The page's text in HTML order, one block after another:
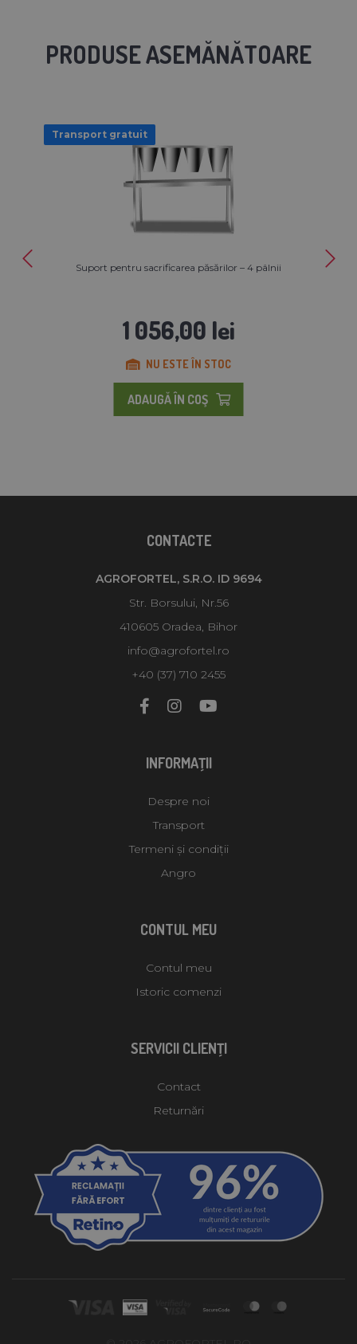
PRODUSE ASEMĂNĂTOARE
Transport gratuit
Suport pentru sacrificarea păsărilor – 4 pâlnii
1 056,00 lei
NU ESTE ÎN STOC
ADAUGĂ ÎN COŞ
CONTACTE
AGROFORTEL, S.R.O. ID 9694
Str. Borsului, Nr.56
410605 Oradea, Bihor
info@agrofortel.ro
+40 (37) 710 2455
INFORMAŢII
Despre noi
Transport
Termeni și condiții
Angro
CONTUL MEU
Contul meu
Istoric comenzi
SERVICII CLIENŢI
Contact
Returnări